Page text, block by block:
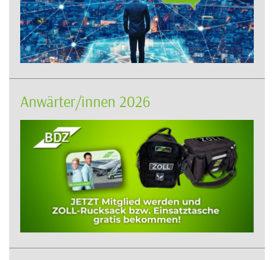
Anwärter/innen 2026